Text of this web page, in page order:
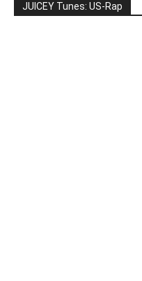
JUICEY Tunes: US-Rap